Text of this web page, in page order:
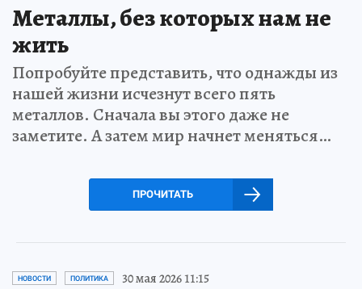
Металлы, без которых нам не
жить
Попробуйте представить, что однажды из
нашей жизни исчезнут всего пять
металлов. Сначала вы этого даже не
заметите. А затем мир начнет меняться…
ПРОЧИТАТЬ
НОВОСТИ ПОЛИТИКА 30 мая 2026 11:15